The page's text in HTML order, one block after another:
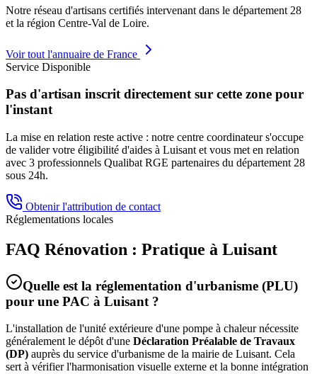
Notre réseau d'artisans certifiés intervenant dans le département 28
et la région Centre-Val de Loire.
Voir tout l'annuaire de France
Service Disponible
Pas d'artisan inscrit directement sur cette zone pour
l'instant
La mise en relation reste active : notre centre coordinateur s'occupe
de valider votre éligibilité d'aides à Luisant et vous met en relation
avec 3 professionnels Qualibat RGE partenaires du département 28
sous 24h.
Obtenir l'attribution de contact
Réglementations locales
FAQ Rénovation : Pratique à Luisant
Quelle est la réglementation d'urbanisme (PLU)
pour une PAC à Luisant ?
L'installation de l'unité extérieure d'une pompe à chaleur nécessite
généralement le dépôt d'une Déclaration Préalable de Travaux
(DP) auprès du service d'urbanisme de la mairie de Luisant. Cela
sert à vérifier l'harmonisation visuelle externe et la bonne intégration